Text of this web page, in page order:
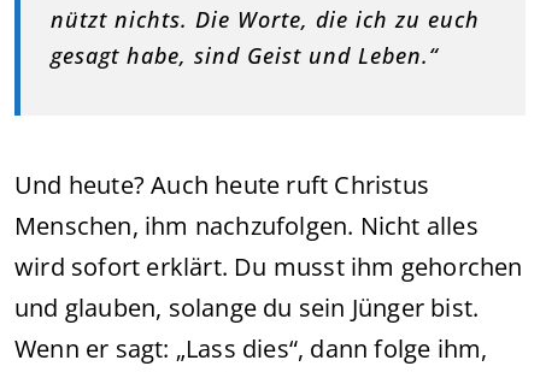
nützt nichts. Die Worte, die ich zu euch
gesagt habe, sind Geist und Leben.“
Und heute? Auch heute ruft Christus
Menschen, ihm nachzufolgen. Nicht alles
wird sofort erklärt. Du musst ihm gehorchen
und glauben, solange du sein Jünger bist.
Wenn er sagt: „Lass dies“, dann folge ihm,